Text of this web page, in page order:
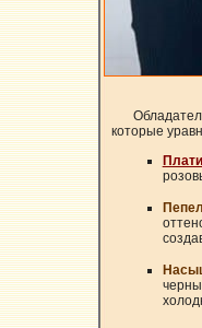
которые